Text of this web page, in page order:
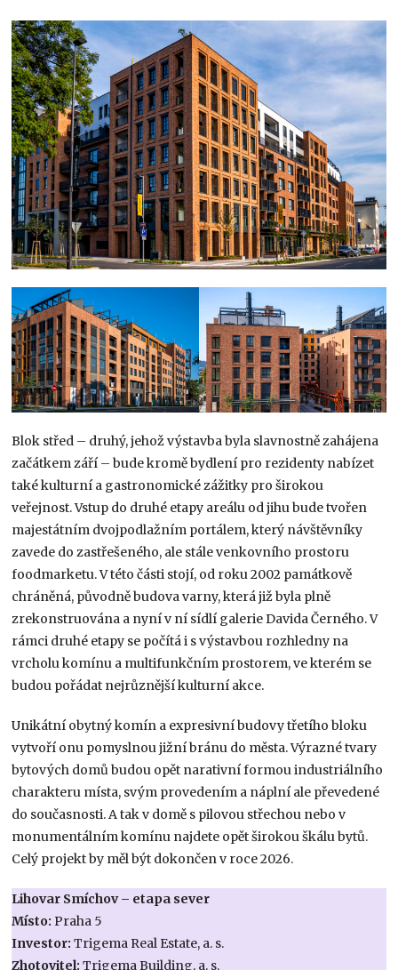
Blok střed – druhý, jehož výstavba byla slavnostně zahájena
začátkem září – bude kromě bydlení pro rezidenty nabízet
také kulturní a gastronomické zážitky pro širokou
veřejnost. Vstup do druhé etapy areálu od jihu bude tvořen
majestátním dvojpodlažním portálem, který návštěvníky
zavede do zastřešeného, ale stále venkovního prostoru
foodmarketu. V této části stojí, od roku 2002 památkově
chráněná, původně budova varny, která již byla plně
zrekonstruována a nyní v ní sídlí galerie Davida Černého. V
rámci druhé etapy se počítá i s výstavbou rozhledny na
vrcholu komínu a multifunkčním prostorem, ve kterém se
budou pořádat nejrůznější kulturní akce.
Unikátní obytný komín a expresivní budovy třetího bloku
vytvoří onu pomyslnou jižní bránu do města. Výrazné tvary
bytových domů budou opět narativní formou industriálního
charakteru místa, svým provedením a náplní ale převedené
do současnosti. A tak v domě s pilovou střechou nebo v
monumentálním komínu najdete opět širokou škálu bytů.
Celý projekt by měl být dokončen v roce 2026.
Lihovar Smíchov – etapa sever
Místo:Praha 5
Investor:Trigema Real Estate, a. s.
Zhotovitel:Trigema Building, a. s.